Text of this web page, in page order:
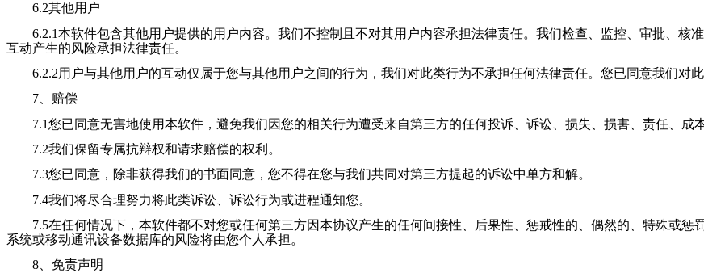
6.2其他用户
6.2.1本软件包含其他用户提供的用户内容。 我们不控制且不对其用户内容承担法律责任。 我们检查、监控、审批、核
互动产生的风险承担法律责任。
6.2.2用户与其他用户的互动仅属于您与其他用户之间的行为， 我们对此类行为不承担任何法律责任。您已同意我们对
7、赔偿
7.1您已同意无害地使用本软件，避免我们因您的相关行为遭受来自第三方的任何投诉、诉讼、损失、损害、责任、成
7.2我们保留专属抗辩权和请求赔偿的权利。
7.3您已同意，除非获得我们的书面同意，您不得在您与我们共同对第三方提起的诉讼中单方和解。
7.4我们将尽合理努力将此类诉讼、诉讼行为或进程通知您。
7.5在任何情况下，本软件都不对您或任何第三方因本协议产生的任何间接性、后果性、惩戒性的、偶然的、特殊或惩
系统或移动通讯设备数据库的风险将由您个人承担。
8、免责声明